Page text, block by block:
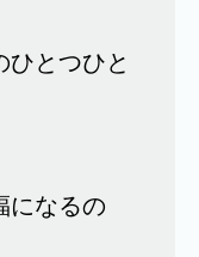
ひとつひと
になるの